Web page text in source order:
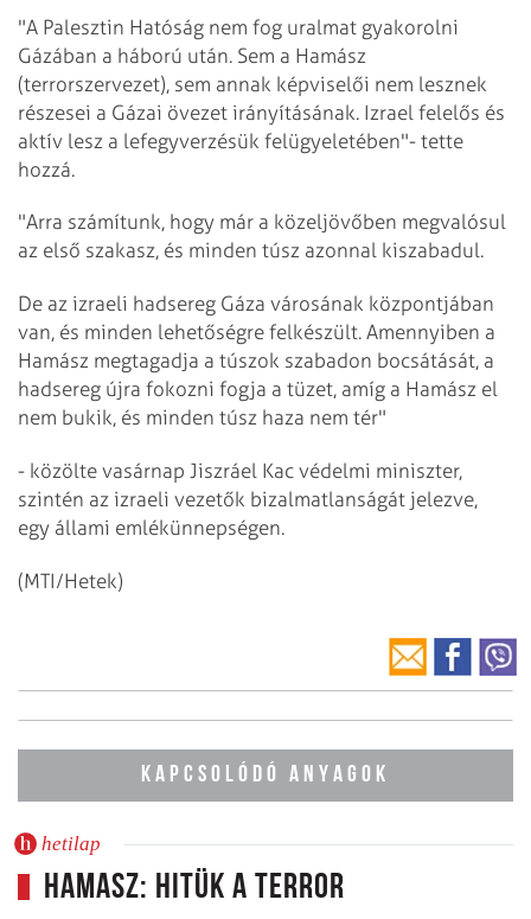
"A Palesztin Hatóság nem fog uralmat gyakorolni
Gázában a háború után. Sem a Hamász
(terrorszervezet), sem annak képviselői nem lesznek
részesei a Gázai övezet irányításának. Izrael felelős és
aktív lesz a lefegyverzésük felügyeletében"- tette
hozzá.
"Arra számítunk, hogy már a közeljövőben megvalósul
az első szakasz, és minden túsz azonnal kiszabadul.
De az izraeli hadsereg Gáza városának központjában
van, és minden lehetőségre felkészült. Amennyiben a
Hamász megtagadja a túszok szabadon bocsátását, a
hadsereg újra fokozni fogja a tüzet, amíg a Hamász el
nem bukik, és minden túsz haza nem tér"
- közölte vasárnap Jiszráel Kac védelmi miniszter,
szintén az izraeli vezetők bizalmatlanságát jelezve,
egy állami emlékünnepségen.
(MTI/Hetek)
KAPCSOLÓDÓ ANYAGOK
hetilap
Hamasz: hitük a terror